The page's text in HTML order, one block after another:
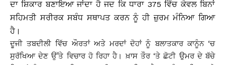
ਦਾ ਸ਼ਿਕਾਰ ਬਣਾਇਆ ਜਾਂਦਾ ਹੈ ਜਦ ਕਿ ਧਾਰਾ 375 ਵਿੱਚ ਕੇਵਲ ਬਿਨਾਂ
ਸਹਿਮਤੀ ਸਰੀਰਕ ਸਬੰਧ ਸਥਾਪਤ ਕਰਨ ਨੂੰ ਹੀ ਜ਼ੁਰਮ ਮੰਨਿਆ ਗਿਆ
ਹੈ।
ਦੂਜੀ ਤਬਦੀਲੀ ਵਿੱਚ ਔਰਤਾਂ ਅਤੇ ਮਰਦਾਂ ਦੋਹਾਂ ਨੂੰ ਬਲਾਤਕਾਰ ਕਾਨੂੰਨ ‘ਚ
ਸੁਰੱਖਿਆ ਦੇਣ ਉੱਤੇ ਵਿਚਾਰ ਹੋ ਰਿਹਾ ਹੈ। ਖ਼ਾਸ ਤੌਰ ‘ਤੇ ਛੋਟੀ ਉਮਰ ਦੇ ਬੱਚੇ